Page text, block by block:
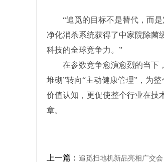
“追觅的目标不是替代，而是
净化消杀系统获得了中家院除菌
科技的全球竞争力。”
在参数竞争愈演愈烈的当下，
堆砌”转向“主动健康管理”，为
价值认知，更促使整个行业在技
章。
上一篇： 追觅扫地机新品亮相广交